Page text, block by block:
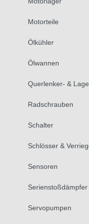
Motorteile
Ölkühler
Ölwannen
Querlenker- &
Radschrauben
Schalter
Schlösser &
Sensoren
Serienstoßdämpfer
Servopumpen